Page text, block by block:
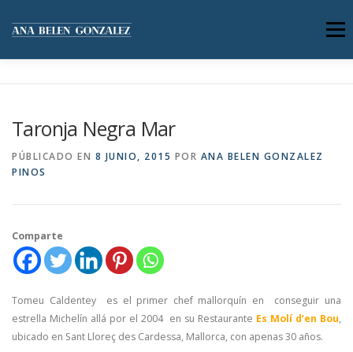
contenido
Menú
Taronja Negra Mar
PÚBLICADO EN 8 JUNIO, 2015 POR ANA BELEN GONZALEZ
PINOS
Comparte
Tomeu Caldentey es el primer chef mallorquín en conseguir una
estrella Michelín allá por el 2004 en su Restaurante Es Molí d’en Bou,
ubicado en Sant Lloreç des Cardessa, Mallorca, con apenas 30 años.